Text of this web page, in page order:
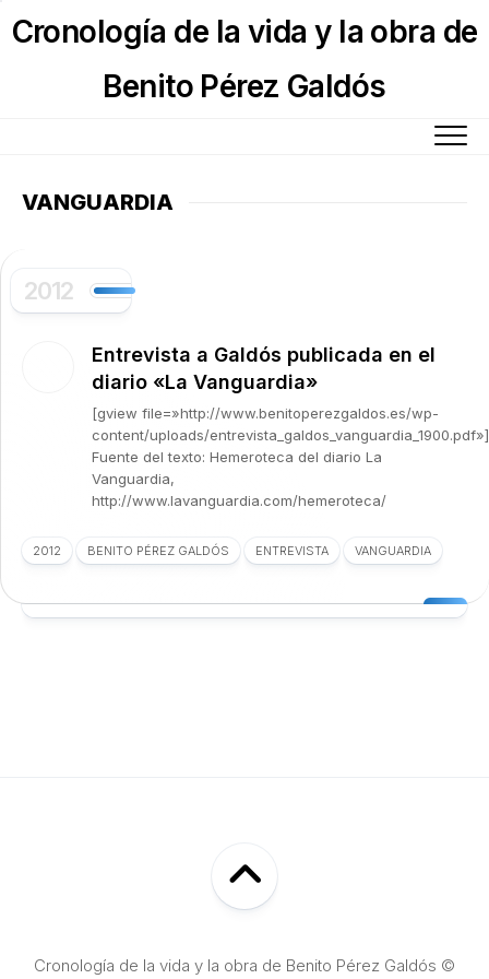
toCronología de la vida y la obra de
Benito Pérez Galdós
VANGUARDIA
2012
Entrevista a Galdós publicada en el
diario «La Vanguardia»
[gview file=»http://www.benitoperezgaldos.es/wp-
content/uploads/entrevista_galdos_vanguardia_1900.pdf»]
Fuente del texto: Hemeroteca del diario La
Vanguardia,
http://www.lavanguardia.com/hemeroteca/
2012 BENITO PÉREZ GALDÓS ENTREVISTA VANGUARDIA
Cronología de la vida y la obra de Benito Pérez Galdós ©